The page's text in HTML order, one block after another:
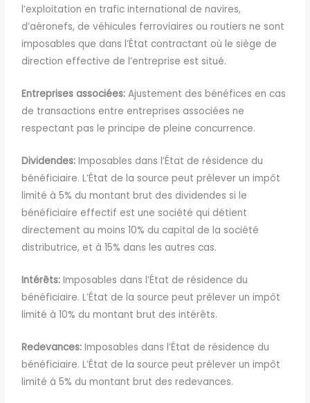
l’exploitation en trafic international de navires,
d’aéronefs, de véhicules ferroviaires ou routiers ne sont
imposables que dans l’État contractant où le siège de
direction effective de l’entreprise est situé.
Entreprises associées: Ajustement des bénéfices en cas
de transactions entre entreprises associées ne
respectant pas le principe de pleine concurrence.
Dividendes: Imposables dans l’État de résidence du
bénéficiaire. L’État de la source peut prélever un impôt
limité à 5% dumontant brut des dividendes si le
bénéficiaire effectif est une société qui détient
directement au moins 10% du capital de la société
distributrice, et à 15% dans les autres cas.
Intérêts: Imposables dans l’État de résidence du
bénéficiaire. L’État de la source peut prélever un impôt
limité à 10% du montant brut des intérêts.
Redevances: Imposables dans l’État de résidence du
bénéficiaire. L’État de la source peut prélever un impôt
limité à 5% du montant brut des redevances.